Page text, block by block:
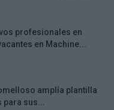
profesionales en
en Machine...
amplía plantilla
sus...